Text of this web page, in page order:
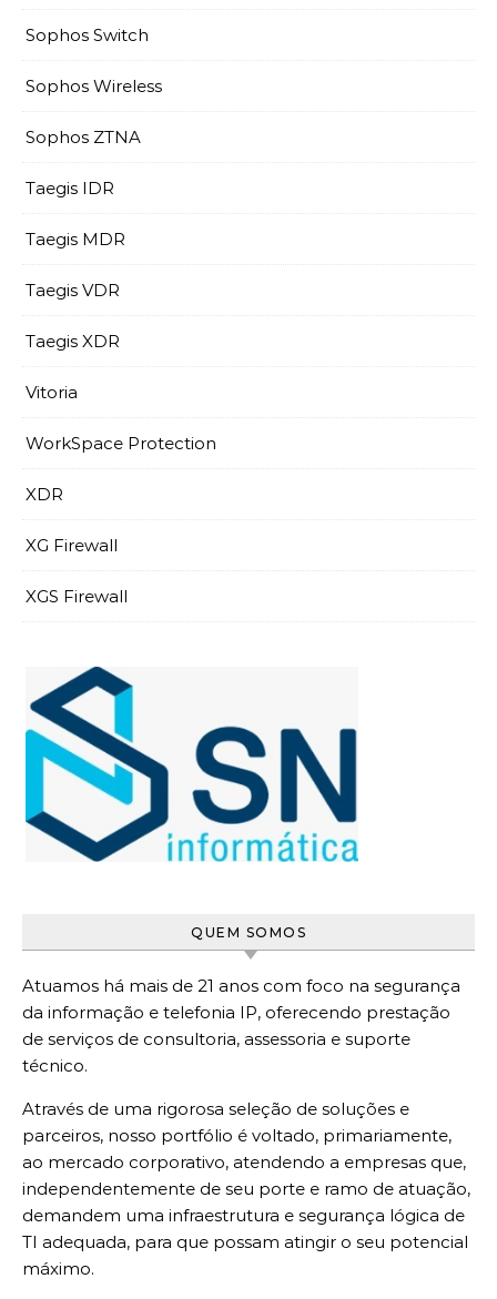
Sophos Switch
Sophos Wireless
Sophos ZTNA
Taegis IDR
Taegis MDR
Taegis VDR
Taegis XDR
Vitoria
WorkSpace Protection
XDR
XG Firewall
XGS Firewall
QUEM SOMOS
Atuamos há mais de 21 anos com foco na segurança
da informação e telefonia IP, oferecendo prestação
de serviços de consultoria, assessoria e suporte
técnico.
Através de uma rigorosa seleção de soluções e
parceiros, nosso portfólio é voltado, primariamente,
ao mercado corporativo, atendendo a empresas que,
independentemente de seu porte e ramo de atuação,
demandem uma infraestrutura e segurança lógica de
TI adequada, para que possam atingir o seu potencial
máximo.